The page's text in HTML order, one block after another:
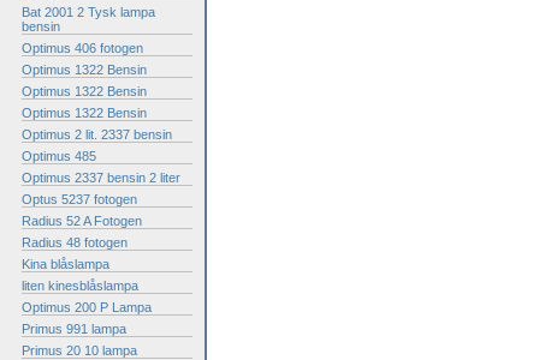
Bat 2001 2 Tysk lampa
bensin
Optimus 406 fotogen
Optimus 1322 Bensin
Optimus 1322 Bensin
Optimus 1322 Bensin
Optimus 2 lit. 2337 bensin
Optimus 485
Optimus 2337 bensin 2 liter
Optus 5237 fotogen
Radius 52 A Fotogen
Radius 48 fotogen
Kina blåslampa
liten kinesblåslampa
Optimus 200 P Lampa
Primus 991 lampa
Primus 20 10 lampa